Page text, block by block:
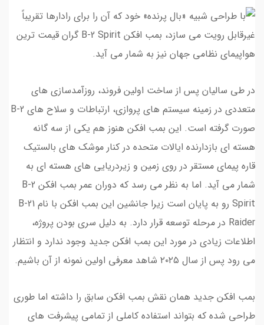
در طی سالیان پس از ساخت اولین فروند، روزآمدسازی های
متعددی در زمینه سیستم های پروازی، ارتباطات و سلاح های B-2
صورت گرفته است. این بمب افکن هنوز هم یکی از سه گانه
هسته ای بازدارنده ایالات متحده در کنار موشک های بالستیک
قاره پیمای مستقر در روی زمین و زیردریایی های هسته ای به
شمار می آید. اما به نظر می رسد که دوران عمر بمب افکن B-2
Spirit رو به پایان است زیرا جانشین این بمب افکن با نام B-21
Raider در مرحله توسعه قرار دارد. به دلیل سری بودن پروژه،
اطلاعات زیادی در مورد این بمب افکن جدید وجود ندارد و انتظار
می رود پس از سال ۲۰۲۵ شاهد معرفی اولین نمونه از آن باشیم.
بمب افکن جدید همان نقش بمب افکن سابق را داشته اما طوری
طراحی شده که بتواند استفاده کاملی از تمامی پیشرفت های